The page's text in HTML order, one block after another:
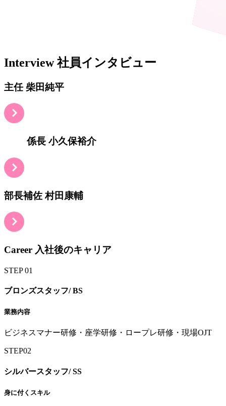
Interview社員インタビュー
主任柴田純平
係長 小久保裕介
部長補佐村田康輔
Career 入社後のキャリア
STEP01
ブロンズスタッフ/BS
業務内容
ビジネスマナー研修・座学研修・ロープレ研修・現場OJT
STEP02
シルバースタッフ/SS
身に付くスキル